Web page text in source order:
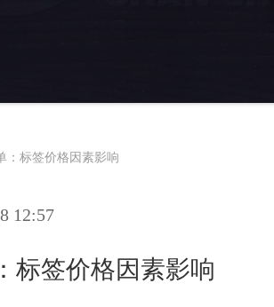
：标签价格因素影响
12:57
标签价格因素影响